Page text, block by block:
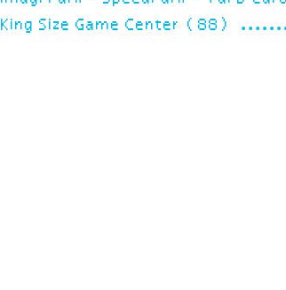
King Size Game Center (88)